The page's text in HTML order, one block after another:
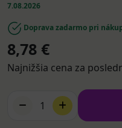
7.08.2026
Doprava zadarmo pri
8,78 €
Najnižšia cena za
1